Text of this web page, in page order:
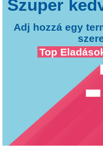
Adj hozzá egy
Top